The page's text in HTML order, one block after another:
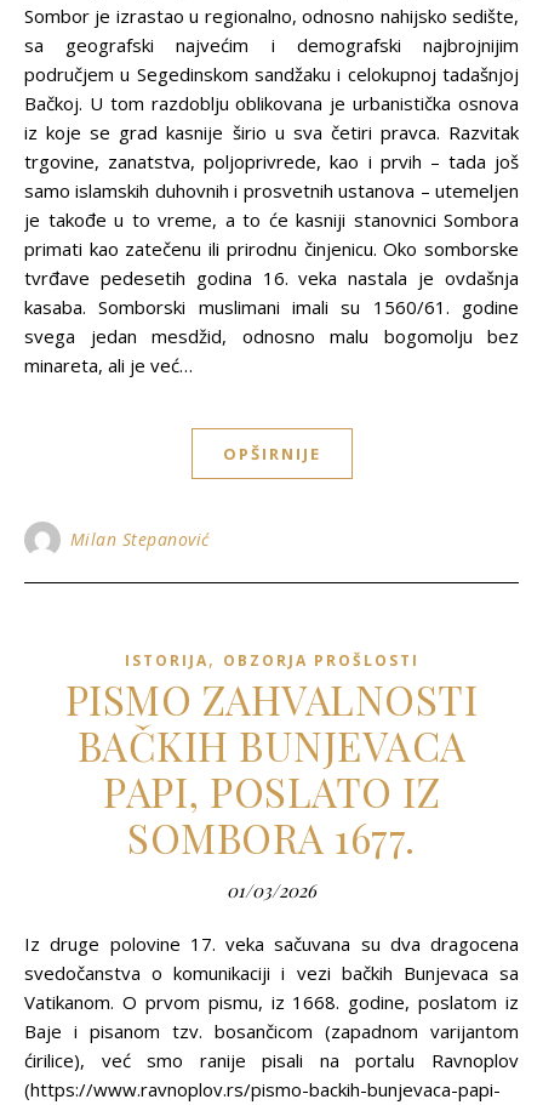
Sombor je izrastao u regionalno, odnosno nahijsko sedište,
sa geografski najvećim i demografski najbrojnijim
područjem u Segedinskom sandžaku i celokupnoj tadašnjoj
Bačkoj. U tom razdoblju oblikovana je urbanistička osnova
iz koje se grad kasnije širio u sva četiri pravca. Razvitak
trgovine, zanatstva, polјoprivrede, kao i prvih – tada još
samo islamskih duhovnih i prosvetnih ustanova – utemelјen
je takođe u to vreme, a to će kasniji stanovnici Sombora
primati kao zatečenu ili prirodnu činjenicu. Oko somborske
tvrđave pedesetih godina 16. veka nastala je ovdašnja
kasaba. Somborski muslimani imali su 1560/61. godine
svega jedan mesdžid, odnosno malu bogomolјu bez
minareta, ali je već…
OPŠIRNIJE
Milan Stepanović
ISTORIJA, OBZORJA PROŠLOSTI
PISMO ZAHVALNOSTI
BAČKIH BUNJEVACA
PAPI, POSLATO IZ
SOMBORA 1677.
01/03/2026
Iz druge polovine 17. veka sačuvana su dva dragocena
svedočanstva o komunikaciji i vezi bačkih Bunjevaca sa
Vatikanom. O prvom pismu, iz 1668. godine, poslatom iz
Baje i pisanom tzv. bosančicom (zapadnom varijantom
ćirilice), već smo ranije pisali na portalu Ravnoplov
(https://www.ravnoplov.rs/pismo-backih-bunjevaca-papi-